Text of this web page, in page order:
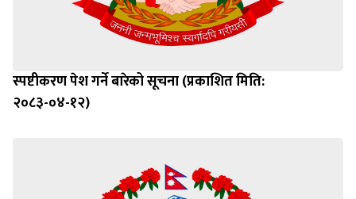
स्पष्टीकरण पेश गर्ने बारेको सूचना (प्रकाशित मिति:
२०८३-०४-१२)